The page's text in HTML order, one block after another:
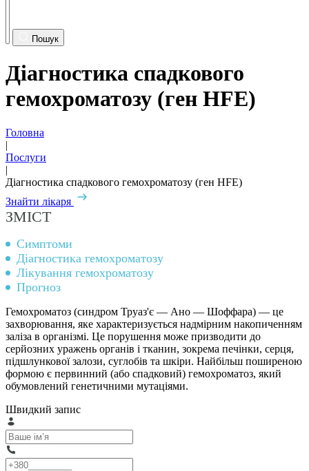
Пошук
Діагностика спадкового
гемохроматозу (ген HFE)
Головна
|
Послуги
|
Діагностика спадкового гемохроматозу (ген HFE)
Знайти лікаря
ЗМІСТ
Симптоми
Діагностика гемохроматозу
Лікування гемохроматозу
Прогноз
Гемохроматоз (синдром Труаз'є — Ано — Шоффара) — це
захворювання, яке характеризується надмірним накопиченням
заліза в організмі. Це порушення може призводити до
серйозних уражень органів і тканин, зокрема печінки, серця,
підшлункової залози, суглобів та шкіри. Найбільш поширеною
формою є первинний (або спадковий) гемохроматоз, який
обумовлений генетичними мутаціями.
Швидкий запис